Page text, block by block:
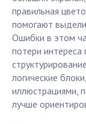
правильная
помогают
Ошибки в этом
потери
логические
иллюстрациями,
лучше